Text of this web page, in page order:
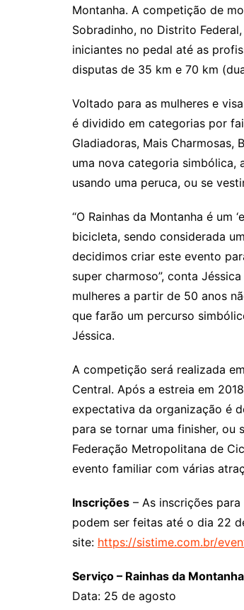
Montanha. A competição de
Sobradinho, no Distrito
iniciantes no pedal até as
disputas de 35 km e 70 km
Voltado para as mulheres e
é dividido em categorias por
Gladiadoras, Mais Charmosas,
uma nova categoria simbólica,
usando uma peruca, ou se
“O Rainhas da Montanha é um
bicicleta, sendo considerada
decidimos criar este evento
super charmoso”, conta
mulheres a partir de 50 anos
que farão um percurso
Jéssica.
A competição será realizada
Central. Após a estreia em
expectativa da organização é
para se tornar uma finisher, ou
Federação Metropolitana de
evento familiar com várias
Inscrições – As inscrições
podem ser feitas até o dia 22
site: https://sistime.com.br/
Serviço – Rainhas da Montanha
Data: 25 de agosto